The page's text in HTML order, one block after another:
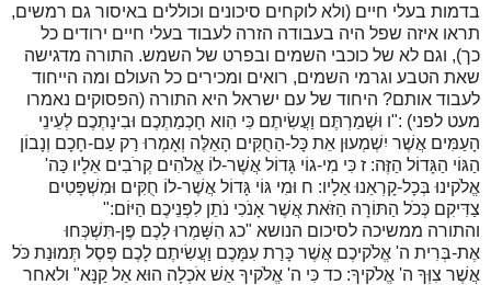
בדמות בעלי חיים (ולא לוקחים סיכונים וכוללים באיסור גם רמשים,
תראו איזה שפל היה בעבודה הזרה לעבוד בעלי חיים ירודים כל
כך), וגם לא של כוכבי השמים ובפרט של השמש. התורה מדגישה
שאת הטבע וגרמי השמים, רואים ומכירים כל העולם ומה הייחוד
לעבוד אותם? היחוד של עם ישראל היא התורה (הפסוקים נאמרו
מעט לפני) :"ו וּשְׁמַרְתֶּם וַעֲשִׂיתֶם כִּי הִוא חָכְמַתְכֶם וּבִינַתְכֶם לְעֵינֵי
הָעַמִּים אֲשֶׁר יִשְׁמְעוּן אֵת כָּל-הַחֻקִּים הָאֵלֶּה וְאָמְרוּ רַק עַם-חָכָם וְנָבוֹן
הַגּוֹי הַגָּדוֹל הַזֶּה: ז כִּי מִי-גוֹי גָּדוֹל אֲשֶׁר-לוֹ אֱלֹהִים קְרֹבִים אֵלָיו כַּה'
אֱלֹקינוּ בְּכָל-קָרְאֵנוּ אֵלָיו: ח וּמִי גּוֹי גָּדוֹל אֲשֶׁר-לוֹ חֻקִּים וּמִשְׁפָּטִים
צַדִּיקִם כְּכֹל הַתּוֹרָה הַזֹּאת אֲשֶׁר אָנֹכִי נֹתֵן לִפְנֵיכֶם הַיּוֹם:"
והתורה ממשיכה לסיכום הנושא "כג הִשָּׁמְרוּ לָכֶם פֶּן-תִּשְׁכְּחוּ
אֶת-בְּרִית ה' אֱלֹקיכֶם אֲשֶׁר כָּרַת עִמָּכֶם וַעֲשִׂיתֶם לָכֶם פֶּסֶל תְּמוּנַת כֹּל
אֲשֶׁר צִוְּךָ ה' אֱלֹקיךָ: כד כִּי ה' אֱלֹקיךָ אֵשׁ אֹכְלָה הוּא אֵל קַנָּא" ולאחר